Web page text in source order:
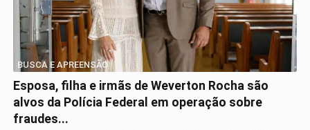
BUSCA E APREENSÃO
Esposa, filha e irmãs de Weverton Rocha são
alvos da Polícia Federal em operação sobre
fraudes...